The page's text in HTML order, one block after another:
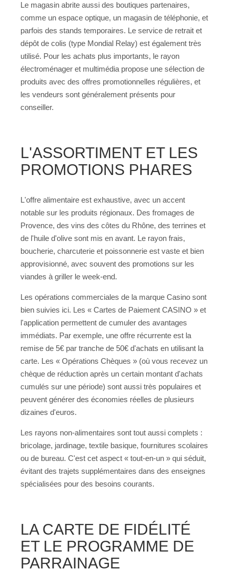
Le magasin abrite aussi des boutiques partenaires,
comme un espace optique, un magasin de téléphonie, et
parfois des stands temporaires. Le service de retrait et
dépôt de colis (type Mondial Relay) est également très
utilisé. Pour les achats plus importants, le rayon
électroménager et multimédia propose une sélection de
produits avec des offres promotionnelles régulières, et
les vendeurs sont généralement présents pour
conseiller.
L'ASSORTIMENT ET LES
PROMOTIONS PHARES
L'offre alimentaire est exhaustive, avec un accent
notable sur les produits régionaux. Des fromages de
Provence, des vins des côtes du Rhône, des terrines et
de l'huile d'olive sont mis en avant. Le rayon frais,
boucherie, charcuterie et poissonnerie est vaste et bien
approvisionné, avec souvent des promotions sur les
viandes à griller le week-end.
Les opérations commerciales de la marque Casino sont
bien suivies ici. Les « Cartes de Paiement CASINO » et
l'application permettent de cumuler des avantages
immédiats. Par exemple, une offre récurrente est la
remise de 5€ par tranche de 50€ d'achats en utilisant la
carte. Les « Opérations Chèques » (où vous recevez un
chèque de réduction après un certain montant d'achats
cumulés sur une période) sont aussi très populaires et
peuvent générer des économies réelles de plusieurs
dizaines d'euros.
Les rayons non-alimentaires sont tout aussi complets :
bricolage, jardinage, textile basique, fournitures scolaires
ou de bureau. C'est cet aspect « tout-en-un » qui séduit,
évitant des trajets supplémentaires dans des enseignes
spécialisées pour des besoins courants.
LA CARTE DE FIDÉLITÉ
ET LE PROGRAMME DE
PARRAINAGE